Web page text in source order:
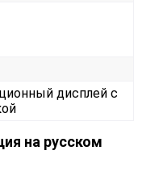
дисплей с
на русском